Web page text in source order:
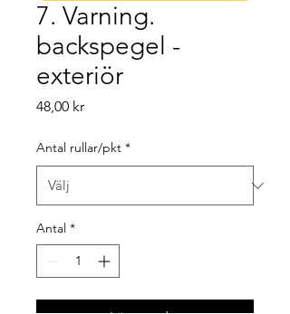
7. Varning.
backspegel -
exteriör
48,00 krPris
Antal rullar/pkt *
Antal *